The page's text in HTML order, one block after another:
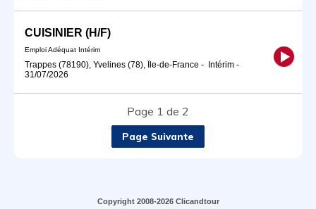
CUISINIER (H/F)
Emploi Adéquat Intérim
Trappes (78190), Yvelines (78), Île-de-France - Intérim -
31/07/2026
Page 1 de 2
Page Suivante
Copyright 2008-2026 Clicandtour